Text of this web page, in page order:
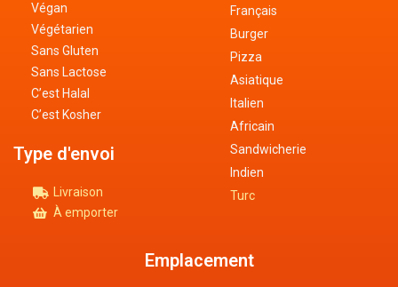
Emplacement
Français
Burger
Pizza
Asiatique
Italien
Africain
Sandwicherie
Indien
Turc
Végan
Végétarien
Sans Gluten
Sans Lactose
C’est Halal
C’est Kosher
Type d'envoi
Livraison
À emporter